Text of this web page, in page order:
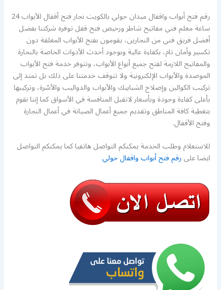
رقم فتح أبواب واقفال ميدان حولي بالكويت نجار فتح أقفال الأبواب 24
ساعة معلم فني مفاتيح شاطر ورخيص فتح قفل توفره شركتنا بفضل
أفضل فريق فني من النجارين، يقومون بفتح الأبواب المغلقة دون
تكسير وأمان تام، بكفاءة عالية وبوجود أحدث الأدوات الخاصة بالنجارة
والمفاتيح اللازمة لفتح جميع أنواع الأبواب، وتتوفر خدمة فتح الأبواب
الموصدة والأبواب الإلكترونية ولا تتوقف خدمتنا على ذلك بل تمتد إلى
تركيب الكوالين وإصلاح الشبابيك والأبواب والدواليب والأسّرة، وتركيبها
بأعلى كفاءة وجودة وبأسعار لاتقبل المنافسة في الأسواق كما إننا نقوم
بتغطية كافة المناطق وتقديم جميع أعمال الصيانة في أعمال النجارة
وفتح الأقفال.
للاستعلام وطلب الخدمة يمكنكم التواصل هاتفيا كما يمكنكم التواصل
ايضا علىرقم فتح أبواب واقفال حولي